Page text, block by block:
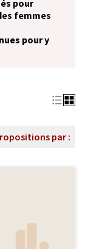
pour
femmes
pour y
par :